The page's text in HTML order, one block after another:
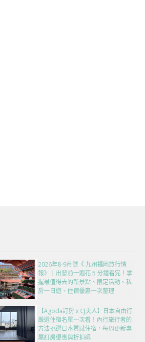
2026年8-9月號《 九州福岡旅行情
報》｜出發前一週花 5 分鐘看完！掌
握最值得去的新景點、限定活動、私
房一日遊、住宿優惠一次整理
【Agoda訂房 x CJ夫人】日本自由行
嚴選住宿名單一次看！內行旅行者的
方法挑選日本質感住宿，每周更新專
屬訂房優惠與折扣碼